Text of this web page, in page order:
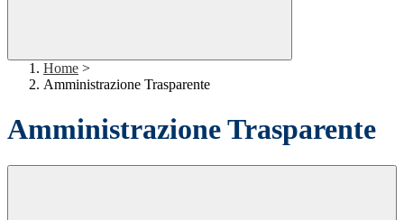
Home >
Amministrazione Trasparente
Amministrazione Trasparente